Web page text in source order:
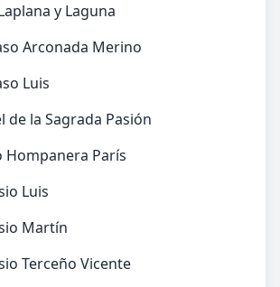
y Laguna
Arconada Merino
Luis
de la Sagrada Pasión
Hompanera París
Luis
Martín
Terceño Vicente